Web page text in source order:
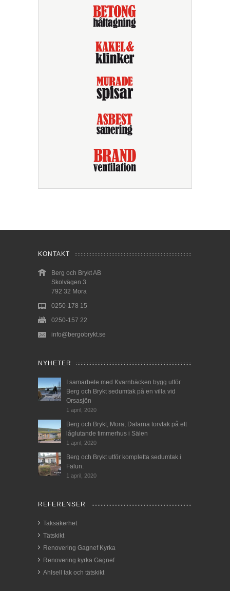
KONTAKT
Berg och Brykt AB
Skolvägen 3
792 32 Mora
0250-178 15
0250-157 22
info@bergobrykt.se
NYHETER
I samarbete med Kvarnbäcken bygg utför
Berg och Brykt sedumtak på en villa vid
Orsasjön
1 april, 2020
Berg och Brykt, Mora, Dalarna torvtak på ett
låglutande timmerhus i Sälen
1 april, 2020
Berg och Brykt utför kompletta sedumtak i
Falun.
1 april, 2020
REFERENSER
Taksäkerhet
Tätskikt
Renovering Gagnef Kyrka
Renovering kyrka Gagnef
Ahlsell tak och tätskikt